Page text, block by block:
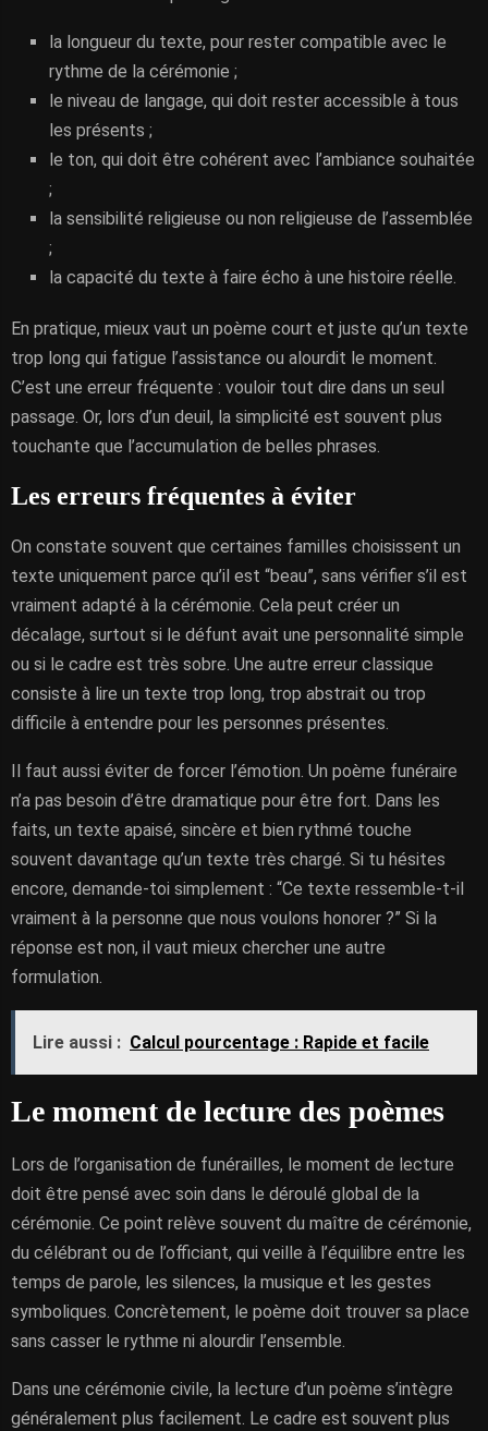
la longueur du texte, pour rester compatible avec le
rythme de la cérémonie ;
le niveau de langage, qui doit rester accessible à tous
les présents ;
le ton, qui doit être cohérent avec l’ambiance souhaitée
;
la sensibilité religieuse ou non religieuse de l’assemblée
;
la capacité du texte à faire écho à une histoire réelle.
En pratique, mieux vaut un poème court et juste qu’un texte
trop long qui fatigue l’assistance ou alourdit le moment.
C’est une erreur fréquente : vouloir tout dire dans un seul
passage. Or, lors d’un deuil, la simplicité est souvent plus
touchante que l’accumulation de belles phrases.
Les erreurs fréquentes à éviter
On constate souvent que certaines familles choisissent un
texte uniquement parce qu’il est “beau”, sans vérifier s’il est
vraiment adapté à la cérémonie. Cela peut créer un
décalage, surtout si le défunt avait une personnalité simple
ou si le cadre est très sobre. Une autre erreur classique
consiste à lire un texte trop long, trop abstrait ou trop
difficile à entendre pour les personnes présentes.
Il faut aussi éviter de forcer l’émotion. Un poème funéraire
n’a pas besoin d’être dramatique pour être fort. Dans les
faits, un texte apaisé, sincère et bien rythmé touche
souvent davantage qu’un texte très chargé. Si tu hésites
encore, demande-toi simplement : “Ce texte ressemble-t-il
vraiment à la personne que nous voulons honorer ?” Si la
réponse est non, il vaut mieux chercher une autre
formulation.
Lire aussi : Calcul pourcentage : Rapide et facile
Le moment de lecture des poèmes
Lors de l’organisation de funérailles, le moment de lecture
doit être pensé avec soin dans le déroulé global de la
cérémonie. Ce point relève souvent du maître de cérémonie,
du célébrant ou de l’officiant, qui veille à l’équilibre entre les
temps de parole, les silences, la musique et les gestes
symboliques. Concrètement, le poème doit trouver sa place
sans casser le rythme ni alourdir l’ensemble.
Dans une cérémonie civile, la lecture d’un poème s’intègre
généralement plus facilement. Le cadre est souvent plus